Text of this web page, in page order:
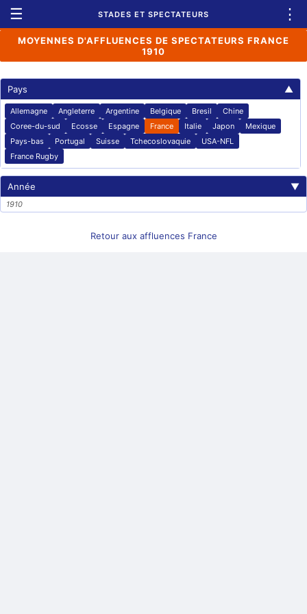
☰ STADES ET SPECTATEURS ⋮
MOYENNES D'AFFLUENCES DE SPECTATEURS FRANCE
1910
Pays ▲
Allemagne Angleterre Argentine Belgique Bresil
Chine
Coree-du-sud
Ecosse Espagne France Italie Japon
Mexique
Pays-bas
Portugal Suisse Tchecoslovaquie
USA-NFL
France Rugby
Année ▼
1910
Retour aux affluences France